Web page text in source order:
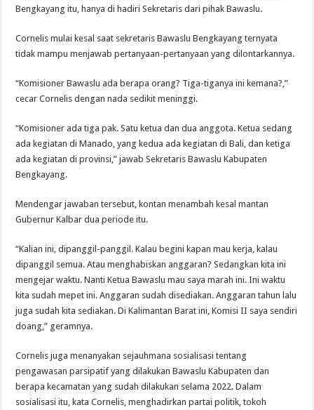
Bengkayang itu, hanya di hadiri Sekretaris dari pihak Bawaslu.
Cornelis mulai kesal saat sekretaris Bawaslu Bengkayang ternyata
tidak mampu menjawab pertanyaan-pertanyaan yang dilontarkannya.
“Komisioner Bawaslu ada berapa orang? Tiga-tiganya ini kemana?,”
cecar Cornelis dengan nada sedikit meninggi.
“Komisioner ada tiga pak. Satu ketua dan dua anggota. Ketua sedang
ada kegiatan di Manado, yang kedua ada kegiatan di Bali, dan ketiga
ada kegiatan di provinsi,” jawab Sekretaris Bawaslu Kabupaten
Bengkayang.
Mendengar jawaban tersebut, kontan menambah kesal mantan
Gubernur Kalbar dua periode itu.
“Kalian ini, dipanggil-panggil. Kalau begini kapan mau kerja, kalau
dipanggil semua. Atau menghabiskan anggaran? Sedangkan kita ini
mengejar waktu. Nanti Ketua Bawaslu mau saya marah ini. Ini waktu
kita sudah mepet ini. Anggaran sudah disediakan. Anggaran tahun lalu
juga sudah kita sediakan. Di Kalimantan Barat ini, Komisi II saya sendiri
doang,” geramnya.
Cornelis juga menanyakan sejauhmana sosialisasi tentang
pengawasan parsipatif yang dilakukan Bawaslu Kabupaten dan
berapa kecamatan yang sudah dilakukan selama 2022. Dalam
sosialisasi itu, kata Cornelis, menghadirkan partai politik, tokoh